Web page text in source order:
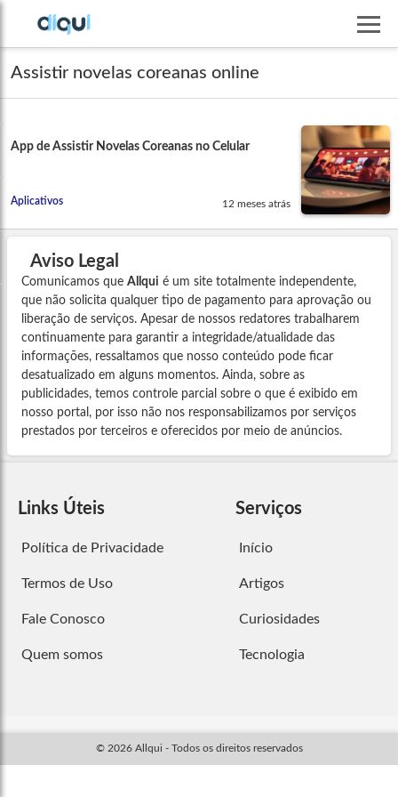
Assistir novelas coreanas online
App de Assistir Novelas Coreanas no Celular
Aplicativos 12 meses atrás
Aviso Legal
Comunicamos que Allqui é um site totalmente independente,
que não solicita qualquer tipo de pagamento para aprovação ou
liberação de serviços. Apesar de nossos redatores trabalharem
continuamente para garantir a integridade/atualidade das
informações, ressaltamos que nosso conteúdo pode ficar
desatualizado em alguns momentos. Ainda, sobre as
publicidades, temos controle parcial sobre o que é exibido em
nosso portal, por isso não nos responsabilizamos por serviços
prestados por terceiros e oferecidos por meio de anúncios.
Links Úteis
Política de Privacidade
Termos de Uso
Fale Conosco
Quem somos
Serviços
Início
Artigos
Curiosidades
Tecnologia
© 2026 Allqui - Todos os direitos reservados